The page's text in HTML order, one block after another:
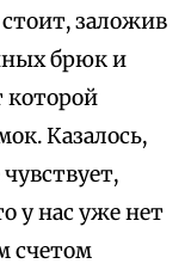
заложив
брюк и
которой
Казалось,
у нас уже нет
счетом